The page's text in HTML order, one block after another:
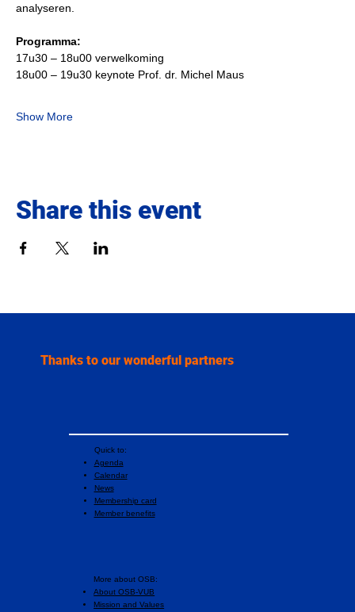
analyseren.
Programma:
17u30 – 18u00 verwelkoming
18u00 – 19u30 keynote Prof. dr. Michel Maus
Show More
Share this event
Thanks to our wonderful partners
Quick to:
Agenda
Calendar
News
Membership card
Member benefits
More about OSB:
About OSB-VUB
Mission and Values